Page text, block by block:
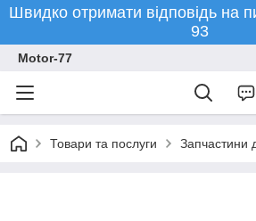
Швидко отримати відповідь на
93
Motor-77
Товари та послуги Запчастини